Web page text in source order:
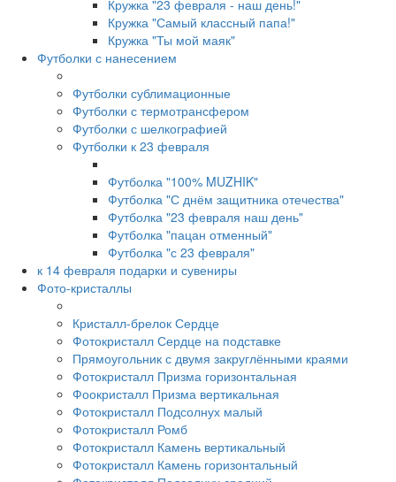
Кружка "23 февраля - наш день!"
Кружка "Самый классный папа!"
Кружка "Ты мой маяк"
Футболки с нанесением
Футболки сублимационные
Футболки с термотрансфером
Футболки с шелкографией
Футболки к 23 февраля
Футболка "100% MUZHIK"
Футболка "С днём защитника отечества"
Футболка "23 февраля наш день"
Футболка "пацан отменный"
Футболка "с 23 февраля"
к 14 февраля подарки и сувениры
Фото-кристаллы
Кристалл-брелок Сердце
Фотокристалл Сердце на подставке
Прямоугольник с двумя закруглёнными краями
Фотокристалл Призма горизонтальная
Фоокристалл Призма вертикальная
Фотокристалл Подсолнух малый
Фотокристалл Ромб
Фотокристалл Камень вертикальный
Фотокристалл Камень горизонтальный